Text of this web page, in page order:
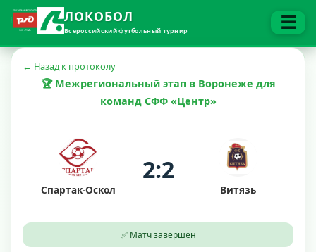
ЛОКОБОЛ
Всероссийский футбольный турнир ☰
← Назад к протоколу
🏆 Межрегиональный этап в Воронеже для
команд СФФ «Центр»
Спартак-Оскол
2:2
Витязь
✅ Матч завершен